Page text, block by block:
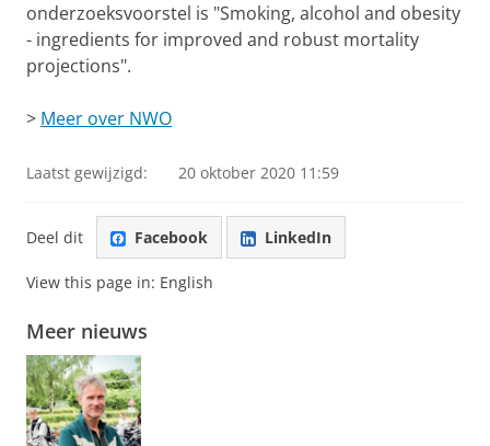
onderzoeksvoorstel is "Smoking, alcohol and obesity
- ingredients for improved and robust mortality
projections".
> Meer over NWO
Laatst gewijzigd: 20 oktober 2020 11:59
Deel dit Facebook LinkedIn
View this page in: English
Meer nieuws